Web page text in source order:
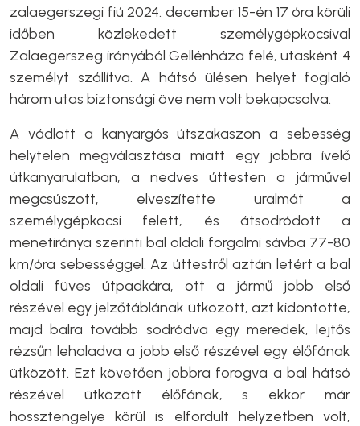
zalaegerszegi fiú 2024. december 15-én 17 óra körüli
időben közlekedett személygépkocsival
Zalaegerszeg irányából Gellénháza felé, utasként 4
személyt szállítva. A hátsó ülésen helyet foglaló
három utas biztonsági öve nem volt bekapcsolva.
A vádlott a kanyargós útszakaszon a sebesség
helytelen megválasztása miatt egy jobbra ívelő
útkanyarulatban, a nedves úttesten a járművel
megcsúszott, elveszítette uralmát a
személygépkocsi felett, és átsodródott a
menetiránya szerinti bal oldali forgalmi sávba 77-80
km/óra sebességgel. Az úttestről aztán letért a bal
oldali füves útpadkára, ott a jármű jobb első
részével egy jelzőtáblának ütközött, azt kidöntötte,
majd balra tovább sodródva egy meredek, lejtős
rézsűn lehaladva a jobb első részével egy élőfának
ütközött. Ezt követően jobbra forogva a bal hátsó
részével ütközött élőfának, s ekkor már
hossztengelye körül is elfordult helyzetben volt,